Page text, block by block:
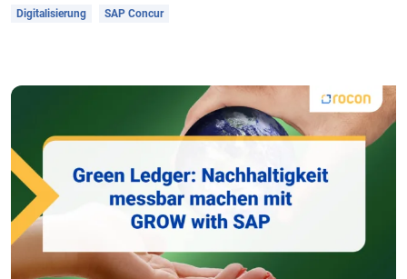
Digitalisierung SAP Concur